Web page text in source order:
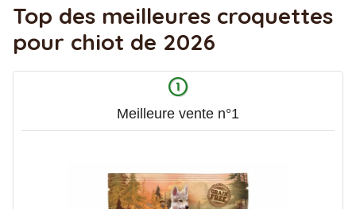
Top des meilleures croquettes
pour chiot de 2026
Meilleure vente n°1